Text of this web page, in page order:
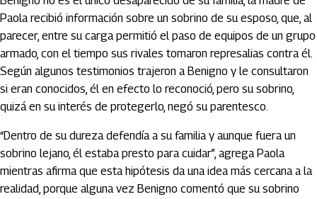
Paola recibió información sobre un sobrino de su esposo, que, al
parecer, entre su carga permitió el paso de equipos de un grupo
armado, con el tiempo sus rivales tomaron represalias contra él.
Según algunos testimonios trajeron a Benigno y le consultaron
si eran conocidos, él en efecto lo reconoció, pero su sobrino,
quizá en su interés de protegerlo, negó su parentesco.
“Dentro de su dureza defendía a su familia y aunque fuera un
sobrino lejano, él estaba presto para cuidar”, agrega Paola
mientras afirma que esta hipótesis da una idea más cercana a la
realidad, porque alguna vez Benigno comentó que su sobrino